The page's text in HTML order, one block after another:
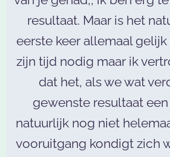
resultaat. Maar is het
eerste keer allemaal
zijn tijd nodig maar ik
dat het, als we wat
gewenste resultaat
natuurlijk nog niet
vooruitgang kondigt zich